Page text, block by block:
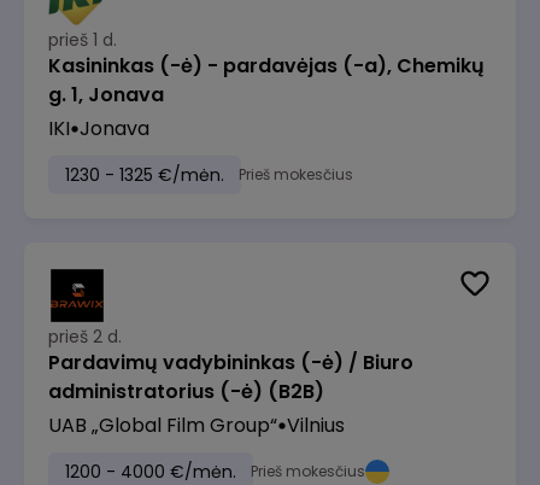
prieš 1 d.
Kasininkas (-ė) - pardavėjas (-a), Chemikų
g. 1, Jonava
IKI Jonava
1230 - 1325 €/mėn. Prieš mokesčius
prieš 2 d.
Pardavimų vadybininkas (-ė) / Biuro
administratorius (-ė) (B2B)
UAB „Global Film Group“ Vilnius
1200 - 4000 €/mėn. Prieš mokesčius